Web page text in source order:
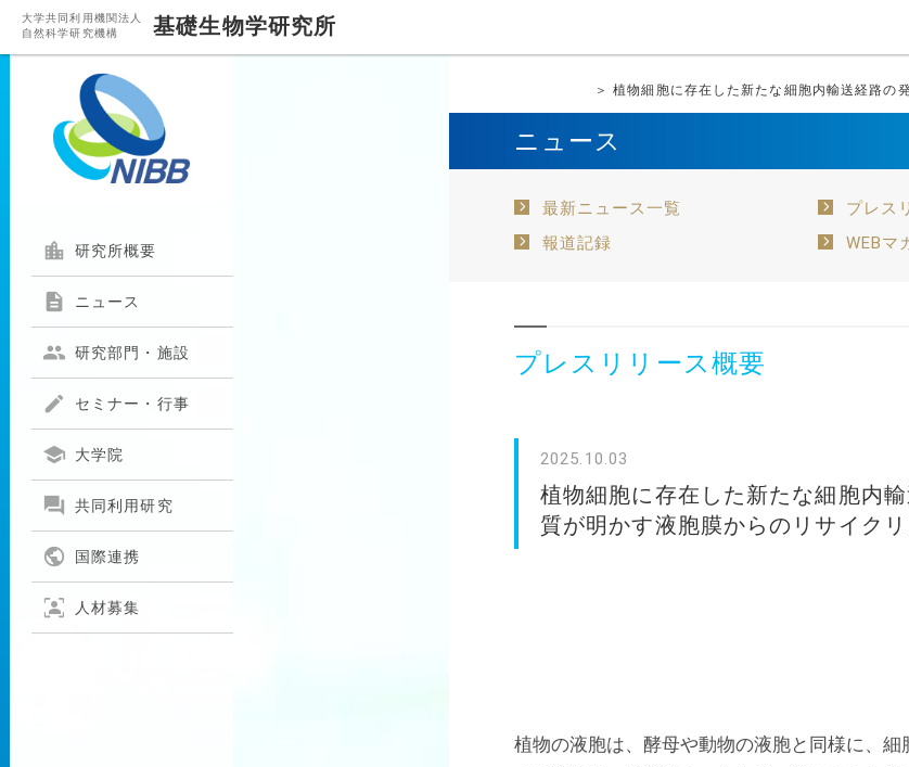
大学共同利用機関法人
自然科学研究機構
基礎生物学研究所
 研究所概要
 ニュース
 研究部門・施設
 セミナー・行事
 大学院
 共同利用研究
 国際連携
frame_person 人材募集
＞ 植物細胞に存在した新たな細胞内輸送経路の
ニュース
最新ニュース一覧 プレス
報道記録
WEBマ
プレスリリース概要
2025.10.03
植物細胞に存在した新たな細胞内
質が明かす液胞膜からのリサイク
植物の液胞は、酵母や動物の液胞と同様に、